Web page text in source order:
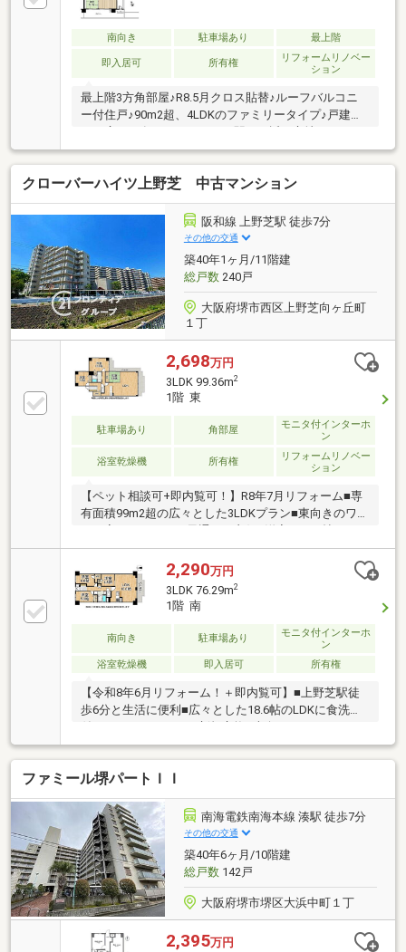
南向き 駐車場あり 最上階
即入居可 所有権
リフォームリノベー
ション
最上階3方角部屋♪R8.5月クロス貼替♪ルーフバルコニ
ー付住戸♪90m2超、4LDKのファミリータイプ♪戸建並
クローバーハイツ上野芝 中古マンション
阪和線 上野芝駅 徒歩7分
その他の交通
築40年1ヶ月/11階建
総戸数240戸
大阪府堺市西区上野芝向ヶ丘町
１丁
2,698万円
3LDK 99.36m2
1階 東
駐車場あり 角部屋
モニタ付インターホ
ン
浴室乾燥機 所有権
リフォームリノベー
ション
【ペット相談可+即内覧可！】R8年7月リフォーム■専
有面積99m2超の広々とした3LDKプラン■東向きのワイ
帖のゆとりある広さ
2,290万円
3LDK 76.29m2
1階 南
南向き 駐車場あり
モニタ付インターホ
ン
浴室乾燥機
即入居可 所有権
【令和8年6月リフォーム！＋即内覧可】■上野芝駅徒
歩6分と生活に便利■広々とした18.6帖のLDKに食洗機
つき日当たり・通風良好
ファミール堺パートＩＩ
南海電鉄南海本線 湊駅 徒歩7分
その他の交通
築40年6ヶ月/10階建
総戸数142戸
大阪府堺市堺区大浜中町１丁
2,395万円